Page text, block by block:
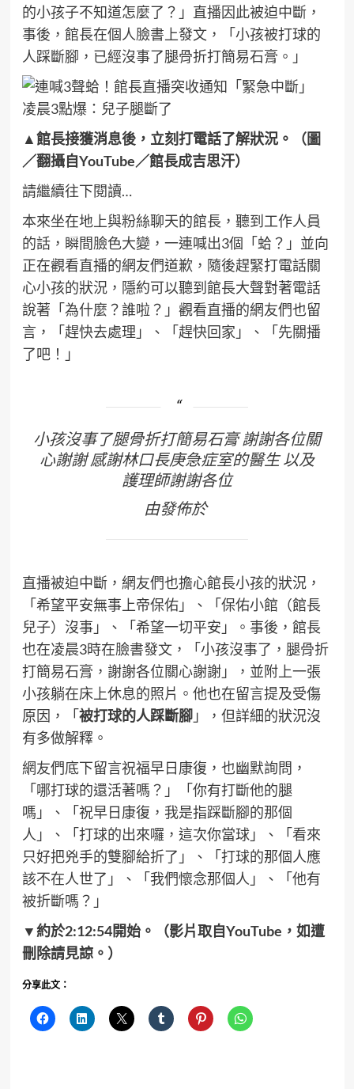
的小孩子不知道怎麼了？」直播因此被迫中斷，
事後，館長在個人臉書上發文，「小孩被打球的
人踩斷腳，已經沒事了腿骨折打簡易石膏。」
▲館長接獲消息後，立刻打電話了解狀況。（圖
／翻攝自YouTube／館長成吉思汗）
請繼續往下閱讀…
本來坐在地上與粉絲聊天的館長，聽到工作人員
的話，瞬間臉色大變，一連喊出3個「蛤？」並向
正在觀看直播的網友們道歉，隨後趕緊打電話關
心小孩的狀況，隱約可以聽到館長大聲對著電話
說著「為什麼？誰啦？」觀看直播的網友們也留
言，「趕快去處理」、「趕快回家」、「先關播
了吧！」
小孩沒事了腿骨折打簡易石膏 謝謝各位關
心謝謝 感謝林口長庚急症室的醫生 以及
護理師謝謝各位
由發佈於
直播被迫中斷，網友們也擔心館長小孩的狀況，
「希望平安無事上帝保佑」、「保佑小館（館長
兒子）沒事」、「希望一切平安」。事後，館長
也在凌晨3時在臉書發文，「小孩沒事了，腿骨折
打簡易石膏，謝謝各位關心謝謝」，並附上一張
小孩躺在床上休息的照片。他也在留言提及受傷
原因，「被打球的人踩斷腳」，但詳細的狀況沒
有多做解釋。
網友們底下留言祝福早日康復，也幽默詢問，
「哪打球的還活著嗎？」「你有打斷他的腿
嗎」、「祝早日康復，我是指踩斷腳的那個
人」、「打球的出來囉，這次你當球」、「看來
只好把兇手的雙腳給折了」、「打球的那個人應
該不在人世了」、「我們懷念那個人」、「他有
被折斷嗎？」
▼約於2:12:54開始。（影片取自YouTube，如遭
刪除請見諒。）
分享此文：